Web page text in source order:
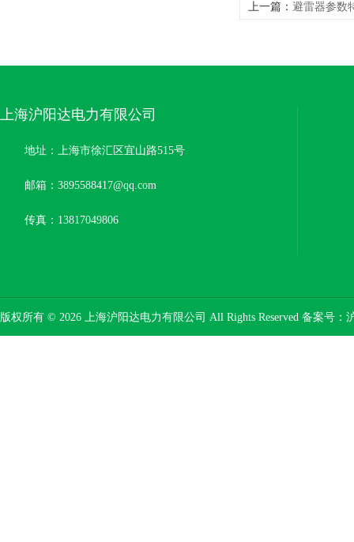
上一篇： 避雷器参数
上海沪阳达电力有限公司
地址：上海市徐汇区宜山路515号
邮箱：3895588417@qq.com
传真：13817049806
版权所有 © 2026 上海沪阳达电力有限公司 All Rights Reserved 备案号：